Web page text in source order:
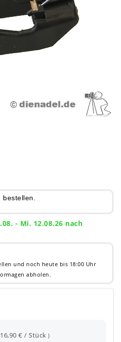
bestellen.
- Mi. 12.08.26 nach
und noch heute bis 18:00 Uhr
abholen.
16,90 € / Stück)